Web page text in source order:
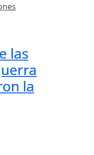
las
la